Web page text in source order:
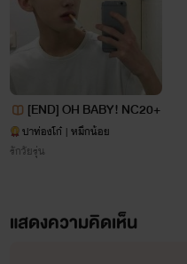
"MAD" เพราะเราอยากสื่อ
เพราะงั้นถ้าใครชอบแนวนี้ กด
การรอคอยอย่างแน่นอน เ
[องค์หญิงหมูอ้วน] คนเดิม
หน่วงกว่า
[END] OH BABY! NC20+
ปาท่องโก๋ | หมึกน้อย
รักวัยรุ่น
แสดงความคิดเห็น